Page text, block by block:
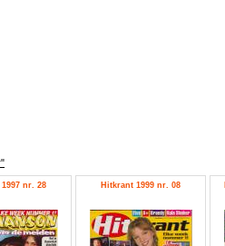
nr. 28 Hitkrant 1999 nr. 08